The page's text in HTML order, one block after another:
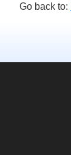
Go back to: